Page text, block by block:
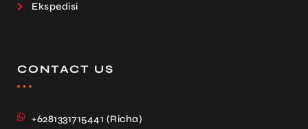
Ekspedisi
CONTACT US
+6281331715441 (Richa)